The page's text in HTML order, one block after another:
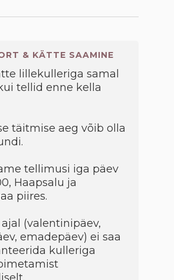
& KÄTTE SAAMINE
lillekulleriga samal
tellid enne kella
täitmise aeg võib olla
tellimusi iga päev
Haapsalu ja
piires.
(valentinipäev,
emadepäev) ei saa
kulleriga